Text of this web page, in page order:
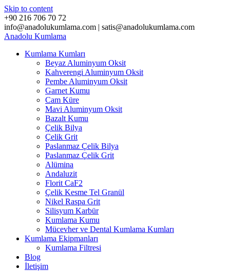
Skip to content
+90 216 706 70 72
info@anadolukumlama.com | satis@anadolukumlama.com
Anadolu Kumlama
Kumlama Kumları
Beyaz Aluminyum Oksit
Kahverengi Aluminyum Oksit
Pembe Aluminyum Oksit
Garnet Kumu
Cam Küre
Mavi Aluminyum Oksit
Bazalt Kumu
Çelik Bilya
Çelik Grit
Paslanmaz Çelik Bilya
Paslanmaz Çelik Grit
Alümina
Andaluzit
Florit CaF2
Çelik Kesme Tel Granül
Nikel Raspa Grit
Silisyum Karbür
Kumlama Kumu
Mücevher ve Dental Kumlama Kumları
Kumlama Ekipmanları
Kumlama Filtresi
Blog
İletişim